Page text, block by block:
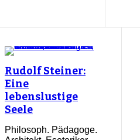
Rudolf Steiner:
Eine
lebenslustige
Seele
Philosoph. Pädagoge.